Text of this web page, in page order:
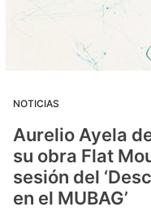
NOTICIAS
Aurelio Ayela
su obra Flat
sesión del
en el MUBAG’